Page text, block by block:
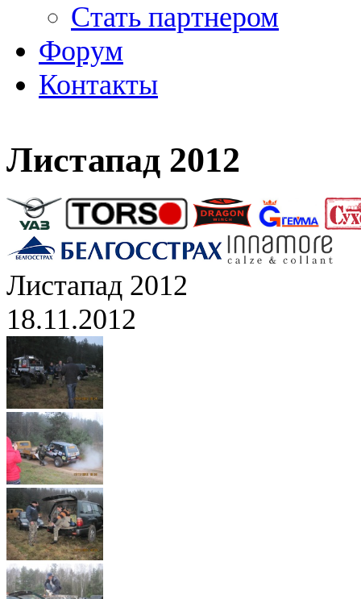
Стать партнером
Форум
Контакты
Листапад 2012
Листапад 2012
18.11.2012